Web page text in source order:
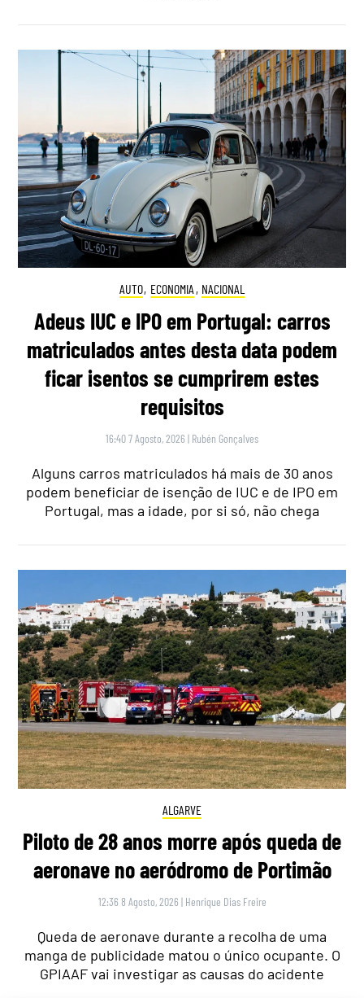
AUTO, ECONOMIA , NACIONAL
Adeus IUC e IPO em Portugal: carros
matriculados antes desta data podem
ficar isentos se cumprirem estes
requisitos
16:40 7 Agosto, 2026 | Rubén Gonçalves
Alguns carros matriculados há mais de 30 anos
podem beneficiar de isenção de IUC e de IPO em
Portugal, mas a idade, por si só, não chega
ALGARVE
Piloto de 28 anos morre após queda de
aeronave no aeródromo de Portimão
12:36 8 Agosto, 2026 | Henrique Dias Freire
Queda de aeronave durante a recolha de uma
manga de publicidade matou o único ocupante. O
GPIAAF vai investigar as causas do acidente